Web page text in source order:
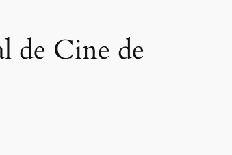
de Cine de